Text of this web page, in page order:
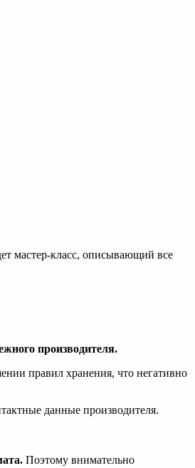
мастер-класс, описывающий все
производителя.
правил хранения, что негативно
данные производителя.
Поэтому внимательно